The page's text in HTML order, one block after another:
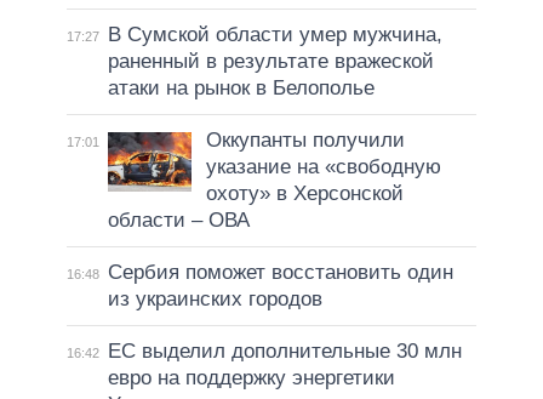
17:27
В Сумской области умер мужчина,
раненный в результате вражеской
атаки на рынок в Белополье
17:01
Оккупанты получили
указание на «свободную
охоту» в Херсонской
области – ОВА
16:48
Сербия поможет восстановить один
из украинских городов
16:42
ЕС выделил дополнительные 30 млн
евро на поддержку энергетики